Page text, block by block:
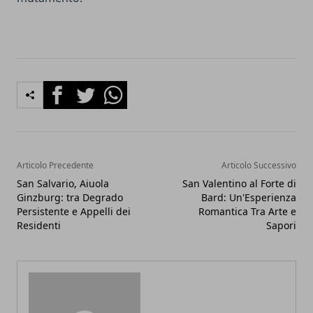
FacebookTwitterWhatsapp
Articolo Precedente
San Salvario, Aiuola
Ginzburg: tra Degrado
Persistente e Appelli dei
Residenti
Articolo Successivo
San Valentino al Forte di
Bard: Un'Esperienza
Romantica Tra Arte e
Sapori